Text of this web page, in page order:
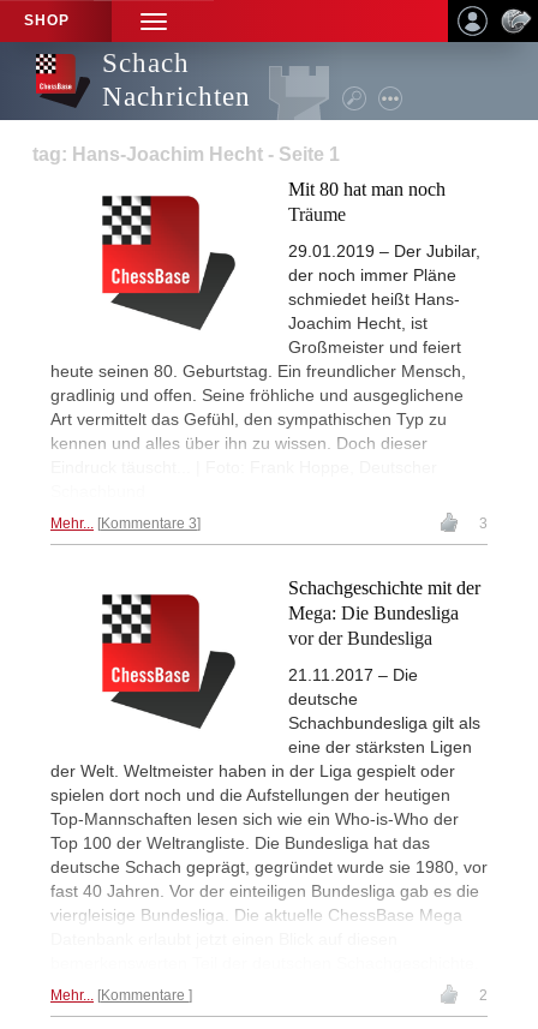
SHOP
TOGGLE
NAVIGATION
Schach
Nachrichten
tag: Hans-Joachim Hecht - Seite 1
Mit 80 hat man noch
Träume
29.01.2019 – Der Jubilar,
der noch immer Pläne
schmiedet heißt Hans-
Joachim Hecht, ist
Großmeister und feiert
heute seinen 80. Geburtstag. Ein freundlicher Mensch,
gradlinig und offen. Seine fröhliche und ausgeglichene
Art vermittelt das Gefühl, den sympathischen Typ zu
kennen und alles über ihn zu wissen. Doch dieser
Mehr... Kommentare 3 3
Schachgeschichte mit der
Mega: Die Bundesliga
vor der Bundesliga
21.11.2017 – Die
deutsche
Schachbundesliga gilt als
eine der stärksten Ligen
der Welt. Weltmeister haben in der Liga gespielt oder
spielen dort noch und die Aufstellungen der heutigen
Top-Mannschaften lesen sich wie ein Who-is-Who der
Top 100 der Weltrangliste. Die Bundesliga hat das
deutsche Schach geprägt, gegründet wurde sie 1980, vor
fast 40 Jahren. Vor der einteiligen Bundesliga gab es die
viergleisige Bundesliga. Die aktuelle ChessBase Mega
Mehr... Kommentare 2